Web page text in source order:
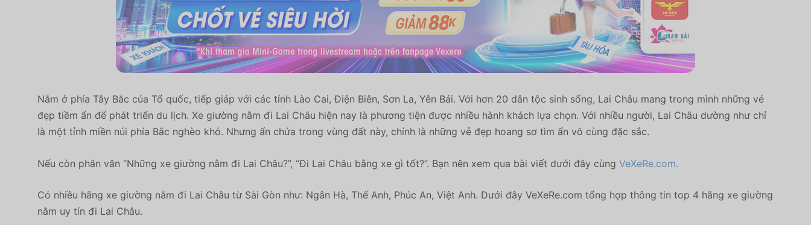
Nằm ở phía Tây Bắc của Tổ quốc, tiếp giáp với các tỉnh Lào Cai, Điện Biên, Sơn La, Yên Bái. Với hơn 20 dân tộc sinh sống, Lai Châu mang trong mình những vẻ
đẹp tiềm ẩn để phát triển du lịch. Xe giường nằm đi Lai Châu hiện nay là phương tiện được nhiều hành khách lựa chọn. Với nhiều người, Lai Châu dường như chỉ
là một tỉnh miền núi phía Bắc nghèo khó. Nhưng ẩn chứa trong vùng đất này, chính là những vẻ đẹp hoang sơ tìm ẩn vô cùng đặc sắc.
Nếu còn phân vân “Những xe giường nằm đi Lai Châu?”, “Đi Lai Châu bằng xe gì tốt?”. Bạn nên xem qua bài viết dưới đây cùng VeXeRe.com.
Có nhiều hãng xe giường nằm đi Lai Châu từ Sài Gòn như: Ngân Hà, Thế Anh, Phúc An, Việt Anh. Dưới đây VeXeRe.com tổng hợp thông tin top 4 hãng xe giường
nằm uy tín đi Lai Châu.